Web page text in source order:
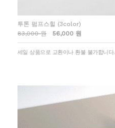
투톤 펌프스힐 (3color)
83,000 원
56,000 원
세일 상품으로 교환이나 환불 불가합니다.